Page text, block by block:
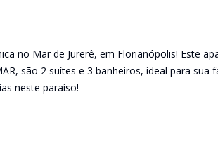
no Mar de Jurerê, em Florianópolis! Este
são 2 suítes e 3 banheiros, ideal para
neste paraíso!